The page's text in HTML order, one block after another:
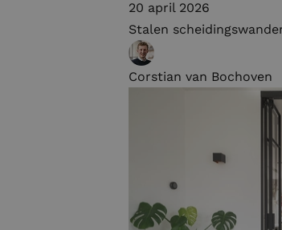
20 april 2026
Stalen
Corstian van Bochoven